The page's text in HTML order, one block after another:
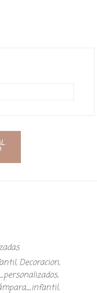
, Decoracion,
,
,